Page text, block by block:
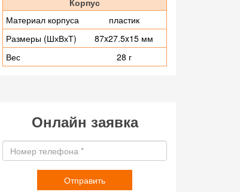
Корпус
Материал корпуса
пластик
Размеры (ШхВхТ)
87x27.5x15 мм
Вес
28 г
Онлайн заявка
Отправить